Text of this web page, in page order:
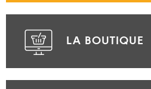
LA BOUTIQUE